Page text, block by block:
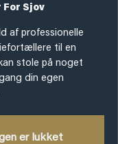
For Sjov
af professionelle
til en
stole på noget
din egen
er lukket